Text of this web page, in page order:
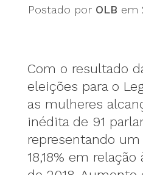
Postado por OLB em
Com o resultado
eleições para o
as mulheres
inédita de 91
representando
18,18% em